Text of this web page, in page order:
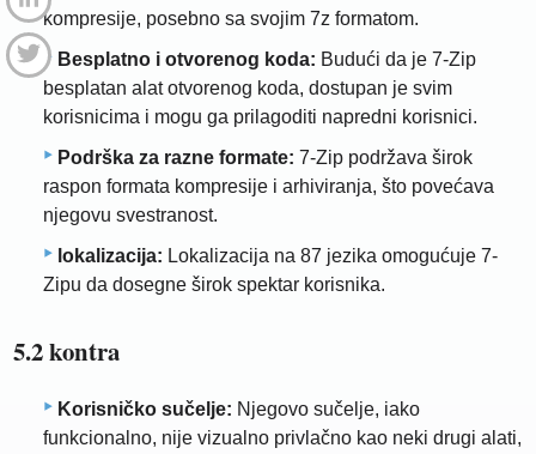
kompresije, posebno sa svojim 7z formatom.
Besplatno i otvorenog koda: Budući da je 7-Zip
besplatan alat otvorenog koda, dostupan je svim
korisnicima i mogu ga prilagoditi napredni korisnici.
Podrška za razne formate: 7-Zip podržava širok
raspon formata kompresije i arhiviranja, što povećava
njegovu svestranost.
lokalizacija: Lokalizacija na 87 jezika omogućuje 7-
Zipu da dosegne širok spektar korisnika.
5.2 kontra
Korisničko sučelje: Njegovo sučelje, iako
funkcionalno, nije vizualno privlačno kao neki drugi alati,